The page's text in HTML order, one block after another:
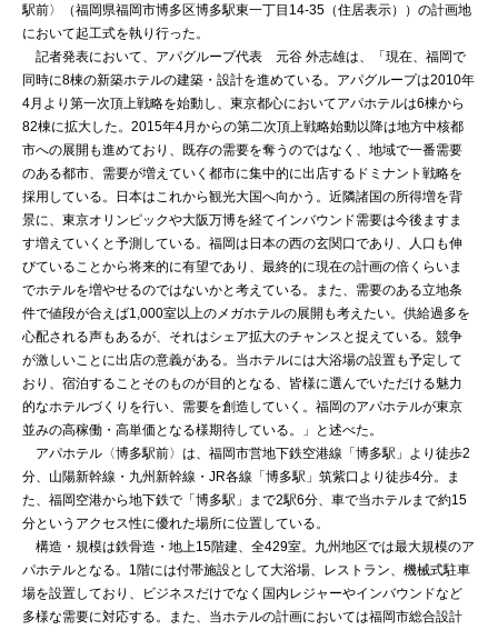
駅前〉（福岡県福岡市博多区博多駅東一丁目14-35（住居表示））の計画地
において起工式を執り行った。
記者発表において、アパグループ代表 元谷 外志雄は、「現在、福岡で
同時に8棟の新築ホテルの建築・設計を進めている。アパグループは2010年
4月より第一次頂上戦略を始動し、東京都心においてアパホテルは6棟から
82棟に拡大した。2015年4月からの第二次頂上戦略始動以降は地方中核都
市への展開も進めており、既存の需要を奪うのではなく、地域で一番需要
のある都市、需要が増えていく都市に集中的に出店するドミナント戦略を
採用している。日本はこれから観光大国へ向かう。近隣諸国の所得増を背
景に、東京オリンピックや大阪万博を経てインバウンド需要は今後ますま
す増えていくと予測している。福岡は日本の西の玄関口であり、人口も伸
びていることから将来的に有望であり、最終的に現在の計画の倍くらいま
でホテルを増やせるのではないかと考えている。また、需要のある立地条
件で値段が合えば1,000室以上のメガホテルの展開も考えたい。供給過多を
心配される声もあるが、それはシェア拡大のチャンスと捉えている。競争
が激しいことに出店の意義がある。当ホテルには大浴場の設置も予定して
おり、宿泊することそのものが目的となる、皆様に選んでいただける魅力
的なホテルづくりを行い、需要を創造していく。福岡のアパホテルが東京
並みの高稼働・高単価となる様期待している。」と述べた。
アパホテル〈博多駅前〉は、福岡市営地下鉄空港線「博多駅」より徒歩2
分、山陽新幹線・九州新幹線・JR各線「博多駅」筑紫口より徒歩4分。ま
た、福岡空港から地下鉄で「博多駅」まで2駅6分、車で当ホテルまで約15
分というアクセス性に優れた場所に位置している。
構造・規模は鉄骨造・地上15階建、全429室。九州地区では最大規模のア
パホテルとなる。1階には付帯施設として大浴場、レストラン、機械式駐車
場を設置しており、ビジネスだけでなく国内レジャーやインバウンドなど
多様な需要に対応する。また、当ホテルの計画においては福岡市総合設計